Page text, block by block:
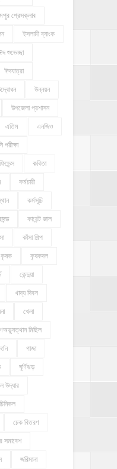
প্রেসক্লাব
ইসলামী ব্যাংক
শুভেচ্ছা
ঈদযাত্রা
উন্নয়ন
উপজেলা প্রশাসন
এতিম এনজিও
কবিতা
কর্মচারী
কর্মসূচি
কারেন্ট জাল
কাঁসা শিল্প
কৃষক কৃষকদল
কেন্দুয়া
খাদ্য দিবস
খেলা
মিছিল
গাজা
ঘূর্ণিঝড়
উদ্ধার
চিনিকল
চেক বিতরণ
সমাবেশ
জরিমানা